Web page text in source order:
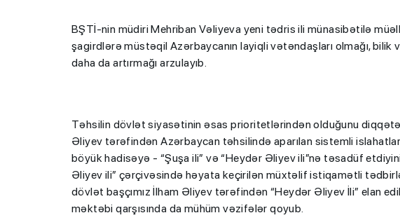
BŞTİ-nin müdiri Mehriban Vəliyeva yeni tədris ili münasibətilə
şagirdlərə müstəqil Azərbaycanın layiqli vətəndaşları olmağı,
daha da artırmağı arzulayıb.
Təhsilin dövlət siyasətinin əsas prioritetlərindən olduğunu diqqətə
Əliyev tərəfindən Azərbaycan təhsilində aparılan sistemli
böyük hadisəyə - “Şuşa ili” və “Heydər Əliyev ili”nə təsadüf
Əliyev ili” çərçivəsində həyata keçirilən müxtəlif istiqamətli
dövlət başçımız İlham Əliyev tərəfindən “Heydər Əliyev İli” elan
məktəbi qarşısında da mühüm vəzifələr qoyub.